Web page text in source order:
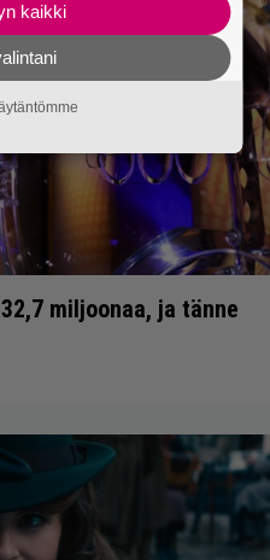
miljoonaa, ja tänne
kaikki